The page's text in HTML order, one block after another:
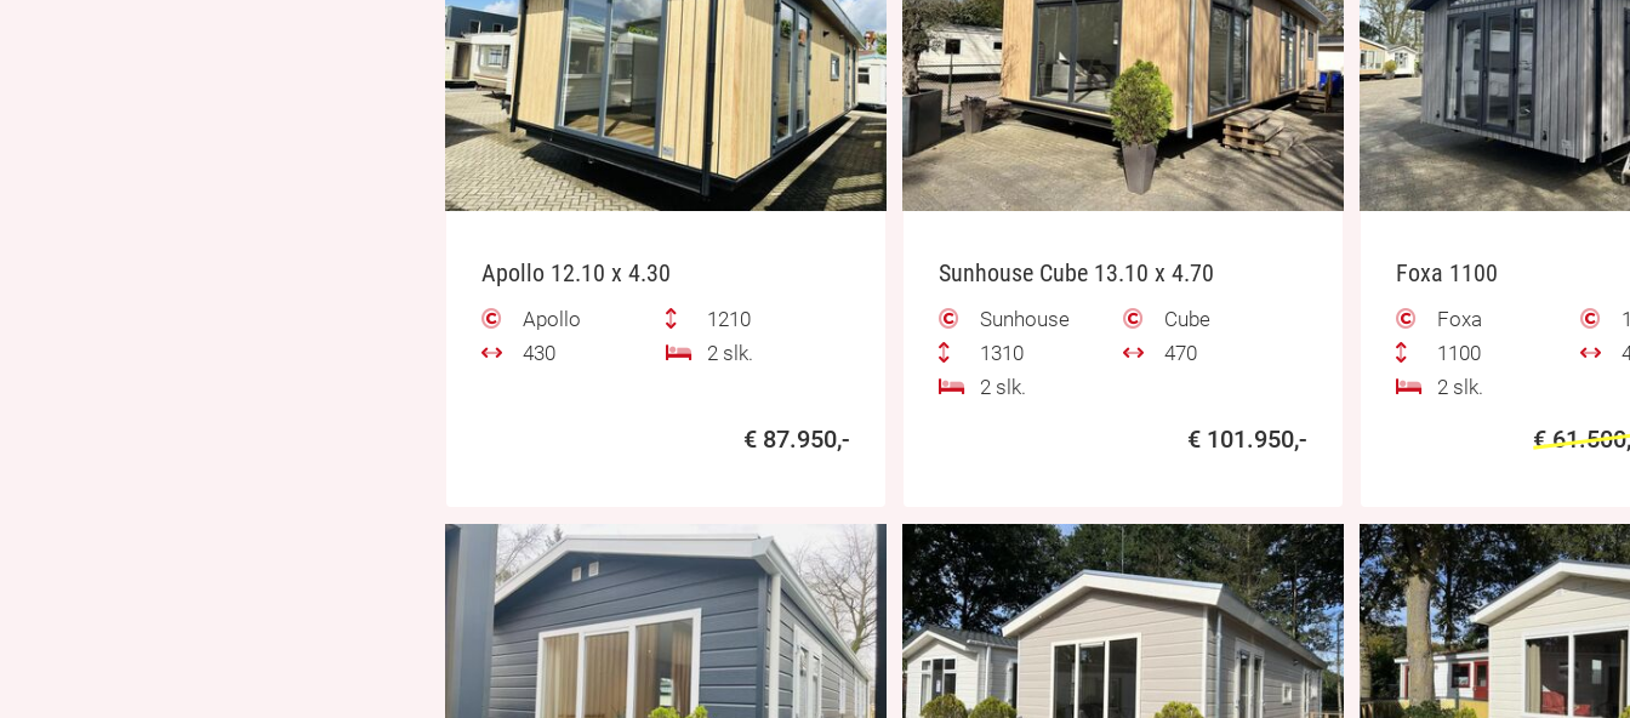
Apollo 12.10 x 4.30
Apollo
1210
430
2 slk.
€ 87.950,-
Sunhouse Cube 13.10 x 4.70
Sunhouse
Cube
1310
470
2 slk.
€ 101.950,-
Foxa 1100
Foxa
1100
2 slk.
€